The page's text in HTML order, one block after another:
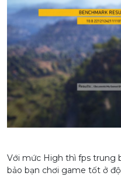
Với mức High thì fps trung
bảo bạn chơi game tốt ở